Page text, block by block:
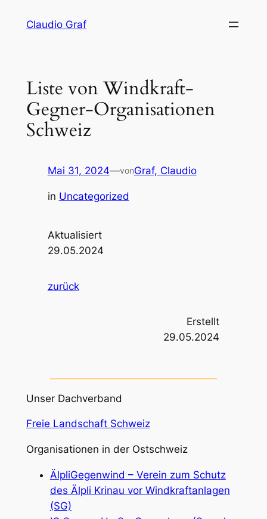
InhaltClaudio Graf
Liste von Windkraft-
Gegner-Organisationen
Schweiz
Mai 31, 2024—vonGraf, Claudio
in Uncategorized
Aktualisiert
29.05.2024
zurück
Erstellt
29.05.2024
Unser Dachverband
Freie Landschaft Schweiz
Organisationen in der Ostschweiz
ÄlpliGegenwind – Verein zum Schutz
des Älpli Krinau vor Windkraftanlagen
(SG)